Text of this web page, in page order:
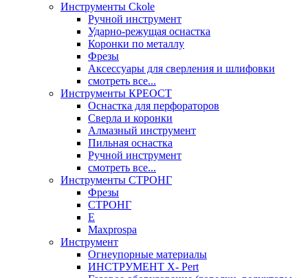
Инструменты Ckole
Ручной инструмент
Ударно‑режущая оснастка
Коронки по металлу
Фрезы
Аксессуары для сверления и шлифовки
смотреть все...
Инструменты КРЕОСТ
Оснастка для перфораторов
Сверла и коронки
Алмазный инструмент
Пильная оснастка
Ручной инструмент
смотреть все...
Инструменты СТРОНГ
Фрезы
СТРОНГ
Е
Maxprospa
Инструмент
Огнеупорные материалы
ИНСТРУМЕНТ X- Pert